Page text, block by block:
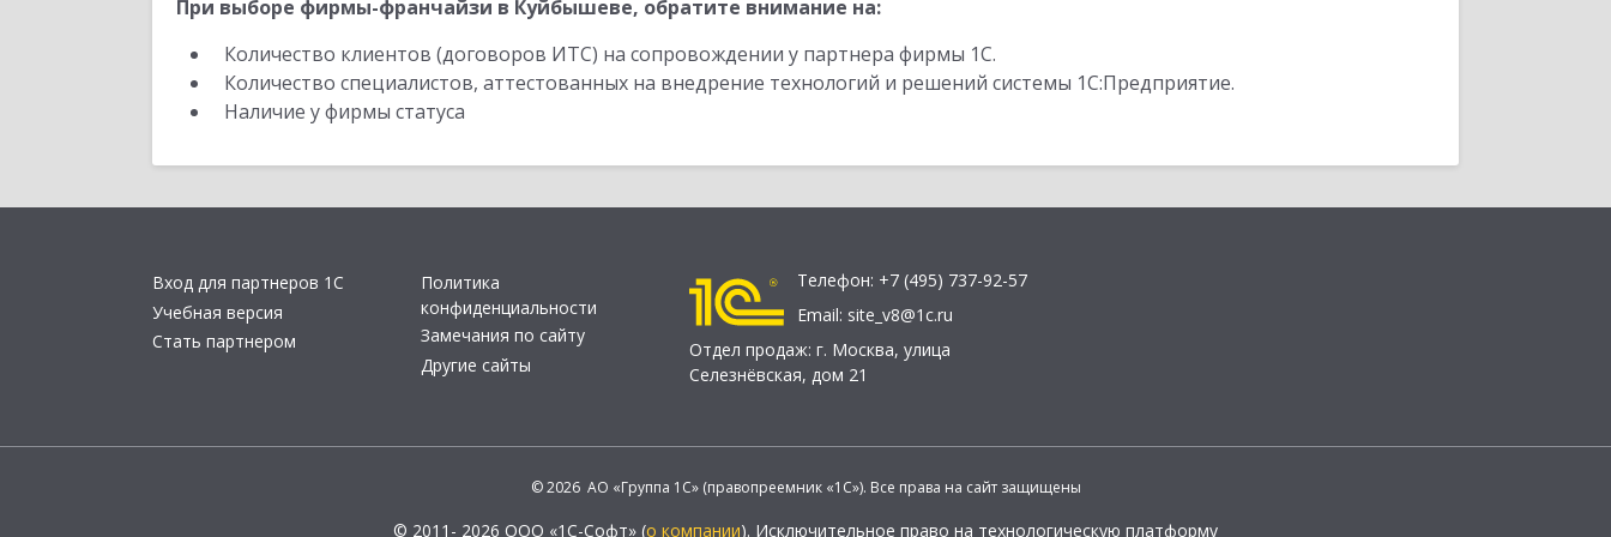
При выборе фирмы-франчайзи в Куйбышеве, обратите внимание на:
Количество клиентов (договоров ИТС) на сопровождении у партнера фирмы 1С.
Количество специалистов, аттестованных на внедрение технологий и решений системы 1С:Предприятие.
Наличие у фирмы статуса
Вход для партнеров 1С
Учебная версия
Стать партнером
Политика
конфиденциальности
Замечания по сайту
Другие сайты
Телефон: +7 (495) 737-92-57
Email: site_v8@1c.ru
Отдел продаж: г. Москва, улица
Селезнёвская, дом 21
© 2026 АО «Группа 1С» (правопреемник «1С»). Все права на сайт защищены
© 2011- 2026 ООО «1С-Софт» (о компании). Исключительное право на технологическую платформу